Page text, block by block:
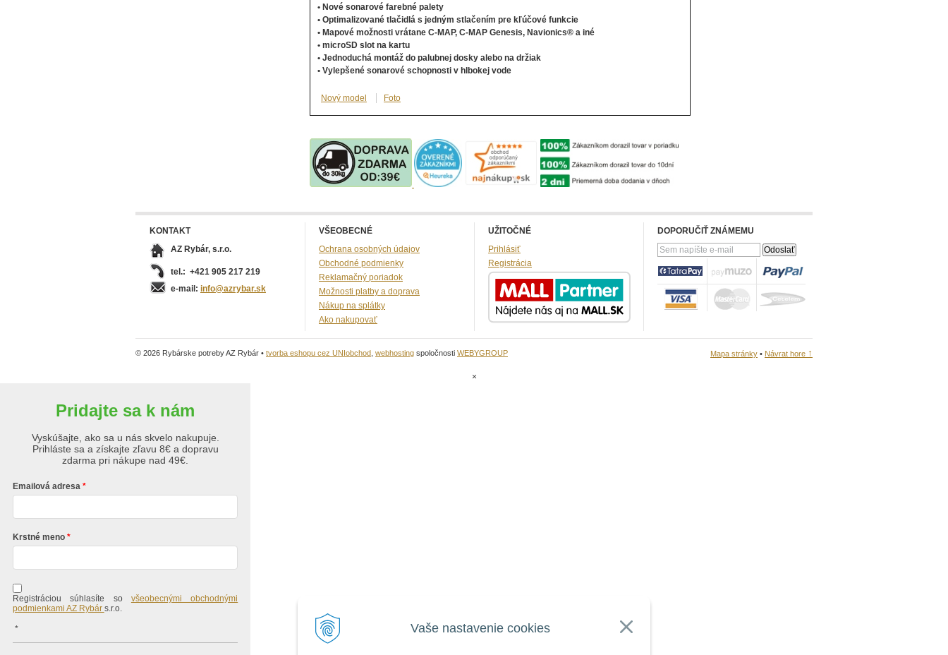
Vaše nastavenie cookies
• Nové sonarové farebné palety
• Optimalizované tlačidlá s jedným stlačením pre kľúčové funkcie
• Mapové možnosti vrátane C-MAP, C-MAP Genesis, Navionics® a iné
• microSD slot na kartu
• Jednoduchá montáž do palubnej dosky alebo na držiak
• Vylepšené sonarové schopnosti v hlbokej vode
Nový model Foto
KONTAKT
AZ Rybár, s.r.o.
tel.: +421 905 217 219
e-mail: info@azrybar.sk
VŠEOBECNÉ
Ochrana osobných údajov
Obchodné podmienky
Reklamačný poriadok
Možnosti platby a doprava
Nákup na splátky
Ako nakupovať
UŽITOČNÉ
Prihlásiť
Registrácia
DOPORUČIŤ ZNÁMEMU
© 2026 Rybárske potreby AZ Rybár • tvorba eshopu cez UNIobchod webhosting spoločnosti WEBYGROUP Mapa stránky • Návrat hore ↑
×
Pridajte sa k nám
Vyskúšajte, ako sa u nás skvelo nakupuje.
Prihláste sa a získajte zľavu 8€ a dopravu
zdarma pri nákupe nad 49€.
Emailová adresa
Krstné meno
Registráciou súhlasíte so všeobecnými obchodnými
podmienkami AZ Rybár s.r.o.
*